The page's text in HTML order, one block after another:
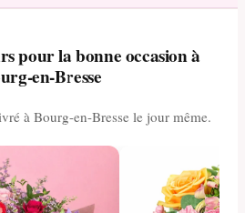
pour la bonne occasion à
en-Bresse
à Bourg-en-Bresse le jour même.